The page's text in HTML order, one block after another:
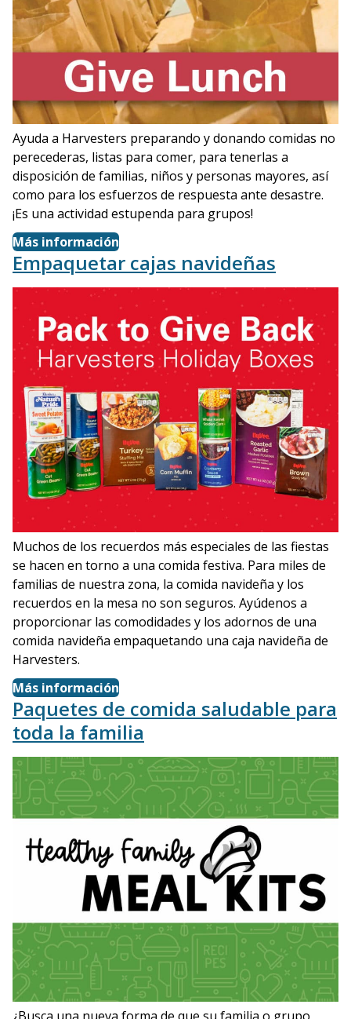
Ayuda a Harvesters preparando y donando comidas no
perecederas, listas para comer, para tenerlas a
disposición de familias, niños y personas mayores, así
como para los esfuerzos de respuesta ante desastre.
¡Es una actividad estupenda para grupos!
Más información
Empaquetar cajas navideñas
Muchos de los recuerdos más especiales de las fiestas
se hacen en torno a una comida festiva. Para miles de
familias de nuestra zona, la comida navideña y los
recuerdos en la mesa no son seguros. Ayúdenos a
proporcionar las comodidades y los adornos de una
comida navideña empaquetando una caja navideña de
Harvesters.
Más información
Paquetes de comida saludable para
toda la familia